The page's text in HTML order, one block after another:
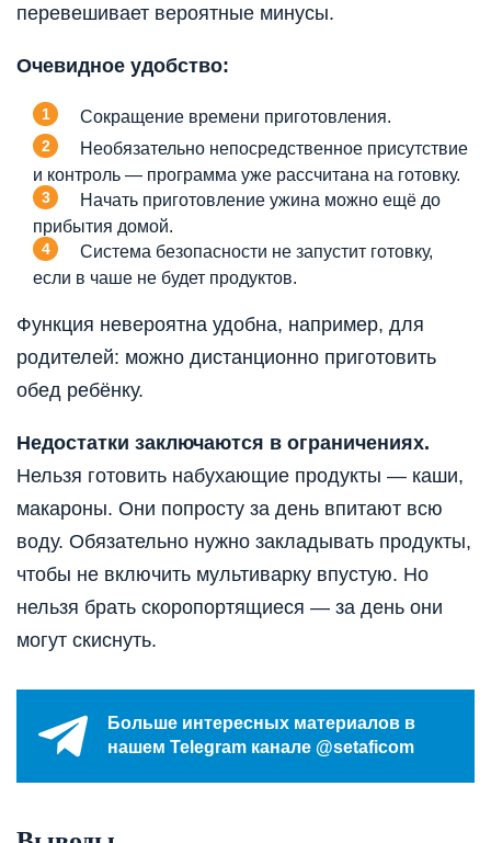
перевешивает вероятные минусы.
Очевидное удобство:
Сокращение времени приготовления.
Необязательно непосредственное присутствие
и контроль — программа уже рассчитана на готовку.
Начать приготовление ужина можно ещё до
прибытия домой.
Система безопасности не запустит готовку,
если в чаше не будет продуктов.
Функция невероятна удобна, например, для
родителей: можно дистанционно приготовить
обед ребёнку.
Недостатки заключаются в ограничениях.
Нельзя готовить набухающие продукты — каши,
макароны. Они попросту за день впитают всю
воду. Обязательно нужно закладывать продукты,
чтобы не включить мультиварку впустую. Но
нельзя брать скоропортящиеся — за день они
могут скиснуть.
Больше интересных материалов в
нашем Telegram канале @setaficom